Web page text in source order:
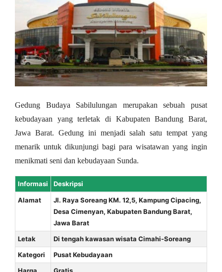
Gedung Budaya Sabilulungan merupakan sebuah pusat
kebudayaan yang terletak di Kabupaten Bandung Barat,
Jawa Barat. Gedung ini menjadi salah satu tempat yang
menarik untuk dikunjungi bagi para wisatawan yang ingin
menikmati seni dan kebudayaan Sunda.
Informasi Deskripsi
Alamat
Jl. Raya Soreang KM. 12,5, Kampung Cipacing,
Desa Cimenyan, Kabupaten Bandung Barat,
Jawa Barat
Letak
Di tengah kawasan wisata Cimahi-Soreang
Kategori
Pusat Kebudayaan